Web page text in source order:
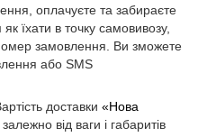
оплачуєте та забираєте
їхати в точку самовивозу,
замовлення. Ви зможете
або SMS
доставки «Нова
від ваги і габаритів